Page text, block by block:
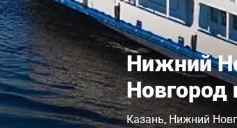
Нижний
Новгород
Казань Нижний